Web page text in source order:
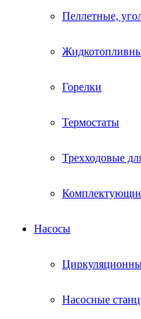
Пеллетные,
Горелки
Термостаты
Трехходовые
Насосы
Насосные